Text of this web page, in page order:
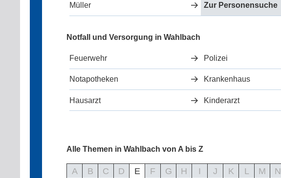
Müller Zur Personensuche
Notfall und Versorgung in Wahlbach
Feuerwehr Polizei
Notapotheken Krankenhaus
Hausarzt Kinderarzt
Alle Themen in Wahlbach von A bis Z
A B C D E F G H I J K L M N